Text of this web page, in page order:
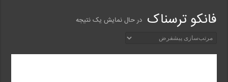
فانکو ترسناک در حال نمایش یک نتیجه